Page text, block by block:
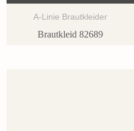
A-Linie Brautkleider
Brautkleid 82689